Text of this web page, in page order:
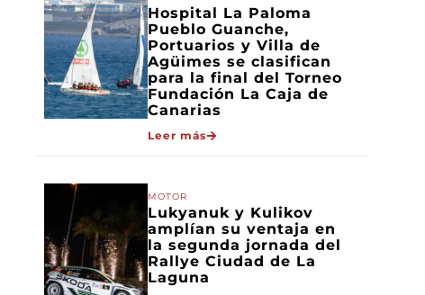
Hospital La Paloma
Pueblo Guanche,
Portuarios y Villa de
Agüimes se clasifican
para la final del Torneo
Fundación La Caja de
Canarias
Leer más
MOTOR
Lukyanuk y Kulikov
amplían su ventaja en
la segunda jornada del
Rallye Ciudad de La
Laguna